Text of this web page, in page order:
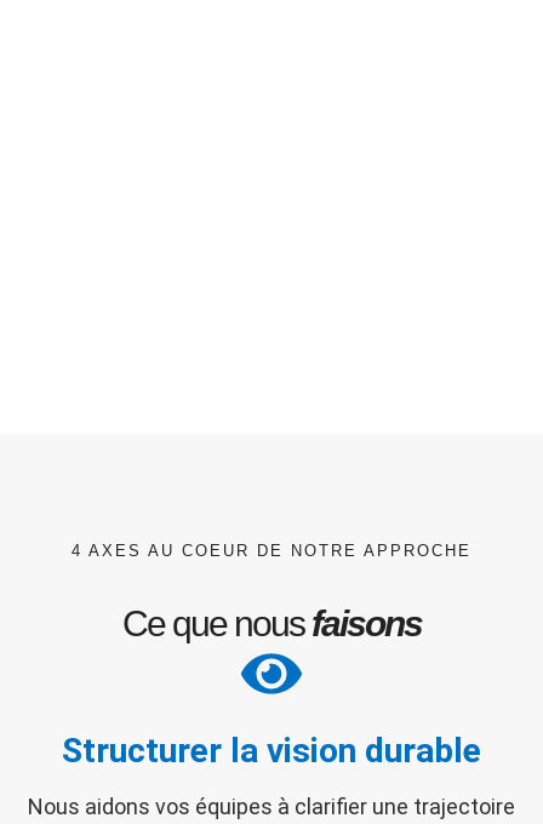
4 AXES AU COEUR DE NOTRE APPROCHE
Ce que nousfaisons
Structurer la vision durable
Nous aidons vos équipes à clarifier une trajectoire